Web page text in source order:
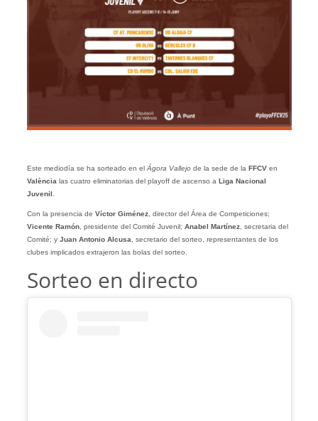
Este mediodía se ha sorteado en elÁgora Vallejode la sede de la FFCVen
València las cuatro eliminatorias del playoff de ascenso a Liga Nacional
Juvenil
Con la presencia de Víctor Giménez, director del Área de Competiciones;
Vicente Ramón, presidente del Comité Juvenil; Anabel Martínez, secretaria del
Comité; y Juan Antonio Alcusa , secretario del sorteo, representantes de los
clubes implicados extrajeron las bolas del sorteo.
Sorteo en directo